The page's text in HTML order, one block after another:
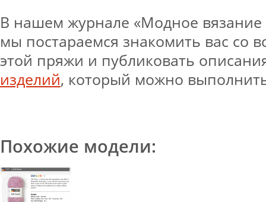
В нашем журнале «Модное вязание
мы постараемся знакомить вас со
этой пряжи и публиковать
изделий, который можно
Похожие модели: